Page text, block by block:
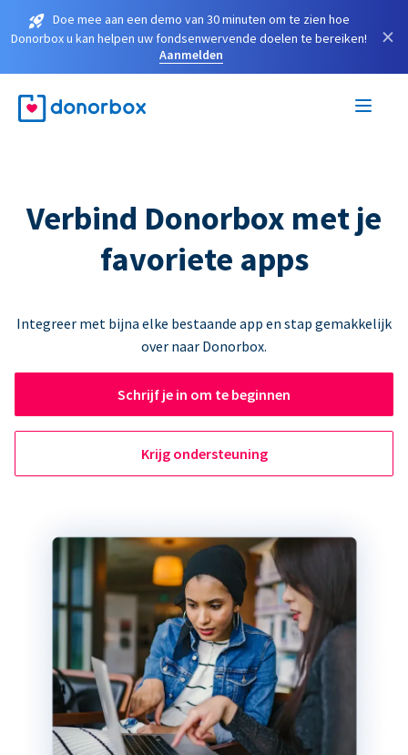
Doe mee aan een demo van 30 minuten om te zien hoe
Donorbox u kan helpen uw fondsenwervende doelen te bereiken!
Aanmelden
×
Verbind Donorbox met je
favoriete apps
Integreer met bijna elke bestaande app en stap gemakkelijk
over naar Donorbox.
Schrijf je in om te beginnen
Krijg ondersteuning